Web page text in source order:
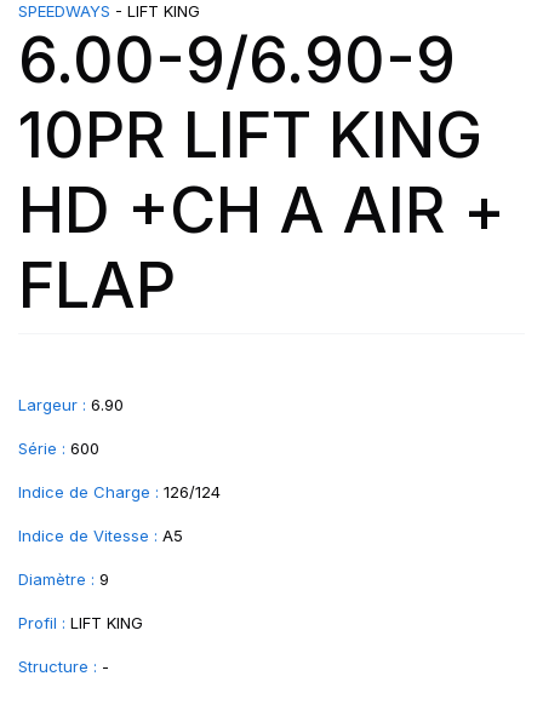
SPEEDWAYS - LIFT KING
6.00-9/6.90-9
10PR LIFT KING
HD +CH A AIR +
FLAP
Largeur : 6.90
Série : 600
Indice de Charge : 126/124
Indice de Vitesse : A5
Diamètre : 9
Profil : LIFT KING
Structure : -